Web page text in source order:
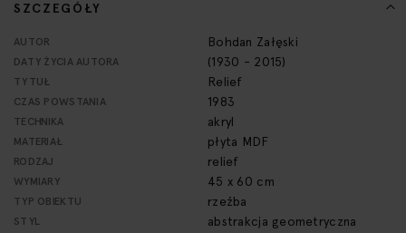
SZCZEGÓŁY
Więcej
informacji
AUTOR Bohdan Załęski
DATY ŻYCIA AUTORA (1930 - 2015)
TYTUŁ Relief
CZAS POWSTANIA 1983
TECHNIKA akryl
MATERIAŁ płyta MDF
RODZAJ relief
WYMIARY 45 x 60 cm
TYP OBIEKTU rzeźba
STYL abstrakcja geometryczna